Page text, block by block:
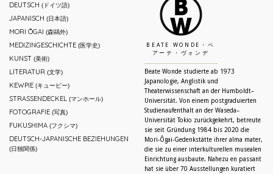
DEUTSCH (ドイツ語)
JAPANISCH (日本語)
MORI ŌGAI (森鷗外)
MEDIZINGESCHICHTE (医学史)
KUNST (美術)
LITERATUR (文学)
KEWPIE (キューピー)
STRASSENDECKEL (マンホール)
FOTOGRAFIE (写真)
FUKUSHIMA (フクシマ)
DEUTSCH-JAPANISCHE BEZIEHUNGEN
(日独関係)
BEATE WONDE・ベ
アーテ・ヴォンデ
Beate Wonde studierte ab 1973
Japanologie, Anglistik und
Theaterwissenschaft an der Humboldt–
Universität. Von einem postgraduierten
Studienaufenthalt an der Waseda–
Universität Tokio zurückgekehrt, betreute
sie seit Gründung 1984 bis 2020 die
Mori-Ôgai-Gedenkstätte ihrer alma mater,
die sie zu einer interkulturellen musealen
Einrichtung ausbaute. Nahezu en passant
hat sie über 70 Ausstellungen kuratiert